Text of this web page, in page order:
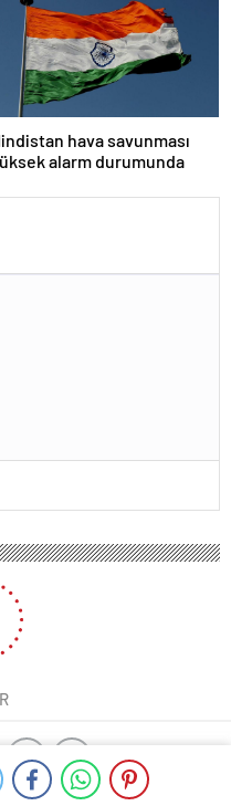
hava savunması
alarm durumunda